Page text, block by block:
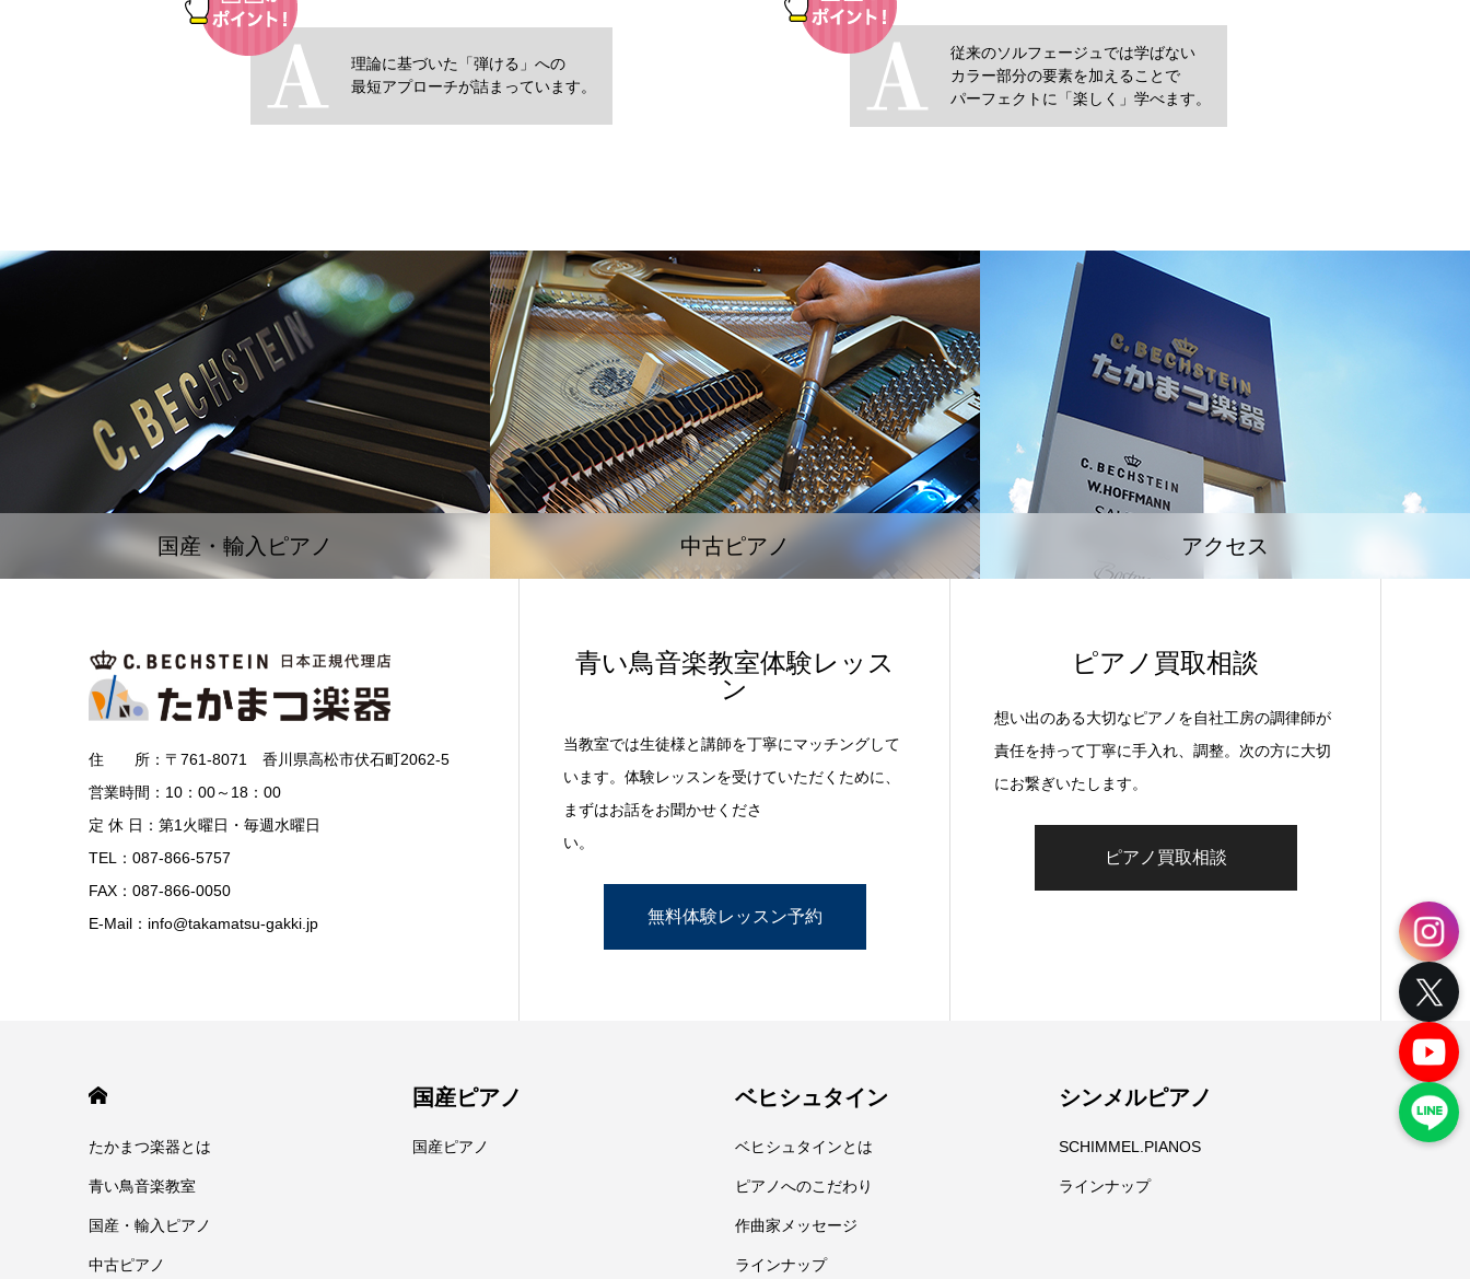
理論に基づいた「弾ける」への
最短アプローチが詰まっています。
従来のソルフェージュでは学ばない
カラー部分の要素を加えることで
パーフェクトに「楽しく」学べます。
国産・輸入ピアノ 中古ピアノ アクセス
住 所：〒761-8071 香川県高松市伏石町2062-5
営業時間：10：00～18：00
定 休 日：第1火曜日・毎週水曜日
TEL：087-866-5757
FAX：087-866-0050
E-Mail：info@takamatsu-gakki.jp
青い鳥音楽教室体験レッス
ン
当教室では生徒様と講師を丁寧にマッチングして
います。体験レッスンを受けていただくために、
まずはお話をお聞かせくださ
い。
無料体験レッスン予約
ピアノ買取相談
想い出のある大切なピアノを自社工房の調律師が
責任を持って丁寧に手入れ、調整。次の方に大切
にお繋ぎいたします。
ピアノ買取相談
たかまつ楽器とは
青い鳥音楽教室
国産・輸入ピアノ
中古ピアノ
国産ピアノ
国産ピアノ
ベヒシュタイン
ベヒシュタインとは
ピアノへのこだわり
作曲家メッセージ
ラインナップ
シンメルピアノ
SCHIMMEL.PIANOS
ラインナップ